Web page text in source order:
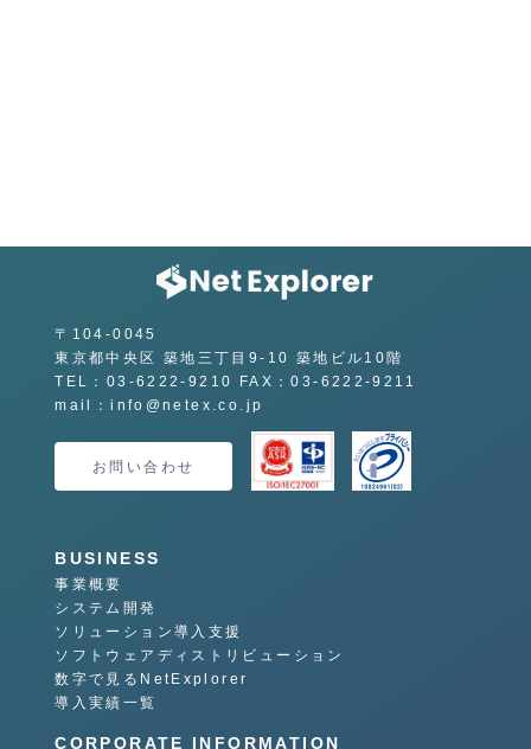
〒104-0045
東京都中央区 築地三丁目9-10 築地ビル10階
TEL：03-6222-9210 FAX：03-6222-9211
mail：info@netex.co.jp
お問い合わせ
BUSINESS
事業概要
システム開発
ソリューション導入支援
ソフトウェアディストリビューション
数字で見るNetExplorer
導入実績一覧
CORPORATE INFORMATION